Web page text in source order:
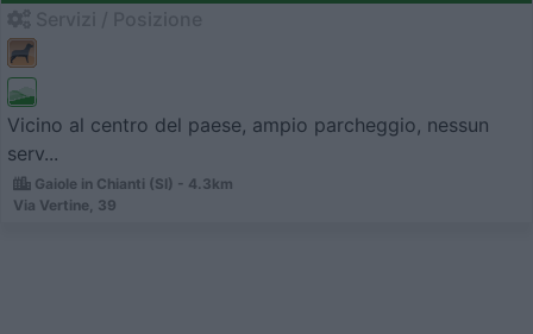
Vicino al centro del paese, ampio parcheggio, nessun
serv...
Gaiole in Chianti (SI) - 4.3km
Via Vertine, 39